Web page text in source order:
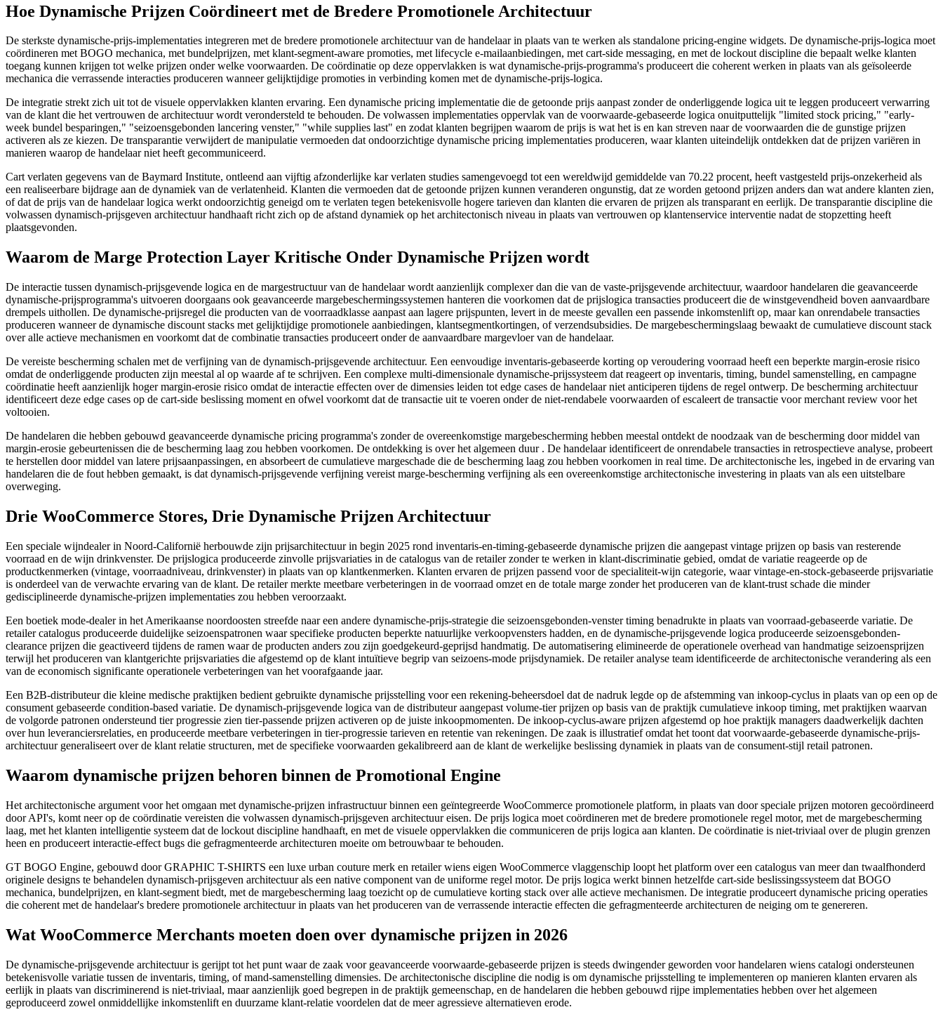
Hoe Dynamische Prijzen Coördineert met de Bredere Promotionele Architectuur
De sterkste dynamische-prijs-implementaties integreren met de bredere promotionele architectuur van de handelaar in plaats van te werken als standalone pricing-engine widgets. De dynamische-prijs-logica moet
coördineren met BOGO mechanica, met bundelprijzen, met klant-segment-aware promoties, met lifecycle e-mailaanbiedingen, met cart-side messaging, en met de lockout discipline die bepaalt welke klanten
toegang kunnen krijgen tot welke prijzen onder welke voorwaarden. De coördinatie op deze oppervlakken is wat dynamische-prijs-programma's produceert die coherent werken in plaats van als geïsoleerde
mechanica die verrassende interacties produceren wanneer gelijktijdige promoties in verbinding komen met de dynamische-prijs-logica.
De integratie strekt zich uit tot de visuele oppervlakken klanten ervaring. Een dynamische pricing implementatie die de getoonde prijs aanpast zonder de onderliggende logica uit te leggen produceert verwarring
van de klant die het vertrouwen de architectuur wordt verondersteld te behouden. De volwassen implementaties oppervlak van de voorwaarde-gebaseerde logica onuitputtelijk "limited stock pricing," "early-
week bundel besparingen," "seizoensgebonden lancering venster," "while supplies last" en zodat klanten begrijpen waarom de prijs is wat het is en kan streven naar de voorwaarden die de gunstige prijzen
activeren als ze kiezen. De transparantie verwijdert de manipulatie vermoeden dat ondoorzichtige dynamische pricing implementaties produceren, waar klanten uiteindelijk ontdekken dat de prijzen variëren in
manieren waarop de handelaar niet heeft gecommuniceerd.
Cart verlaten gegevens van de Baymard Institute, ontleend aan vijftig afzonderlijke kar verlaten studies samengevoegd tot een wereldwijd gemiddelde van 70.22 procent, heeft vastgesteld prijs-onzekerheid als
een realiseerbare bijdrage aan de dynamiek van de verlatenheid. Klanten die vermoeden dat de getoonde prijzen kunnen veranderen ongunstig, dat ze worden getoond prijzen anders dan wat andere klanten zien,
of dat de prijs van de handelaar logica werkt ondoorzichtig geneigd om te verlaten tegen betekenisvolle hogere tarieven dan klanten die ervaren de prijzen als transparant en eerlijk. De transparantie discipline die
volwassen dynamisch-prijsgeven architectuur handhaaft richt zich op de afstand dynamiek op het architectonisch niveau in plaats van vertrouwen op klantenservice interventie nadat de stopzetting heeft
plaatsgevonden.
Waarom de Marge Protection Layer Kritische Onder Dynamische Prijzen wordt
De interactie tussen dynamisch-prijsgevende logica en de margestructuur van de handelaar wordt aanzienlijk complexer dan die van de vaste-prijsgevende architectuur, waardoor handelaren die geavanceerde
dynamische-prijsprogramma's uitvoeren doorgaans ook geavanceerde margebeschermingssystemen hanteren die voorkomen dat de prijslogica transacties produceert die de winstgevendheid boven aanvaardbare
drempels uithollen. De dynamische-prijsregel die producten van de voorraadklasse aanpast aan lagere prijspunten, levert in de meeste gevallen een passende inkomstenlift op, maar kan onrendabele transacties
produceren wanneer de dynamische discount stacks met gelijktijdige promotionele aanbiedingen, klantsegmentkortingen, of verzendsubsidies. De margebeschermingslaag bewaakt de cumulatieve discount stack
over alle actieve mechanismen en voorkomt dat de combinatie transacties produceert onder de aanvaardbare margevloer van de handelaar.
De vereiste bescherming schalen met de verfijning van de dynamisch-prijsgevende architectuur. Een eenvoudige inventaris-gebaseerde korting op veroudering voorraad heeft een beperkte margin-erosie risico
omdat de onderliggende producten zijn meestal al op waarde af te schrijven. Een complexe multi-dimensionale dynamische-prijssysteem dat reageert op inventaris, timing, bundel samenstelling, en campagne
coördinatie heeft aanzienlijk hoger margin-erosie risico omdat de interactie effecten over de dimensies leiden tot edge cases de handelaar niet anticiperen tijdens de regel ontwerp. De bescherming architectuur
identificeert deze edge cases op de cart-side beslissing moment en ofwel voorkomt dat de transactie uit te voeren onder de niet-rendabele voorwaarden of escaleert de transactie voor merchant review voor het
voltooien.
De handelaren die hebben gebouwd geavanceerde dynamische pricing programma's zonder de overeenkomstige margebescherming hebben meestal ontdekt de noodzaak van de bescherming door middel van
margin-erosie gebeurtenissen die de bescherming laag zou hebben voorkomen. De ontdekking is over het algemeen duur . De handelaar identificeert de onrendabele transacties in retrospectieve analyse, probeert
te herstellen door middel van latere prijsaanpassingen, en absorbeert de cumulatieve margeschade die de bescherming laag zou hebben voorkomen in real time. De architectonische les, ingebed in de ervaring van
handelaren die de fout hebben gemaakt, is dat dynamisch-prijsgevende verfijning vereist marge-bescherming verfijning als een overeenkomstige architectonische investering in plaats van als een uitstelbare
overweging.
Drie WooCommerce Stores, Drie Dynamische Prijzen Architectuur
Een speciale wijndealer in Noord-Californië herbouwde zijn prijsarchitectuur in begin 2025 rond inventaris-en-timing-gebaseerde dynamische prijzen die aangepast vintage prijzen op basis van resterende
voorraad en de wijn drinkvenster. De prijslogica produceerde zinvolle prijsvariaties in de catalogus van de retailer zonder te werken in klant-discriminatie gebied, omdat de variatie reageerde op de
productkenmerken (vintage, voorraadniveau, drinkvenster) in plaats van op klantkenmerken. Klanten ervaren de prijzen passend voor de specialiteit-wijn categorie, waar vintage-en-stock-gebaseerde prijsvariatie
is onderdeel van de verwachte ervaring van de klant. De retailer merkte meetbare verbeteringen in de voorraad omzet en de totale marge zonder het produceren van de klant-trust schade die minder
gedisciplineerde dynamische-prijzen implementaties zou hebben veroorzaakt.
Een boetiek mode-dealer in het Amerikaanse noordoosten streefde naar een andere dynamische-prijs-strategie die seizoensgebonden-venster timing benadrukte in plaats van voorraad-gebaseerde variatie. De
retailer catalogus produceerde duidelijke seizoenspatronen waar specifieke producten beperkte natuurlijke verkoopvensters hadden, en de dynamische-prijsgevende logica produceerde seizoensgebonden-
clearance prijzen die geactiveerd tijdens de ramen waar de producten anders zou zijn goedgekeurd-geprijsd handmatig. De automatisering elimineerde de operationele overhead van handmatige seizoensprijzen
terwijl het produceren van klantgerichte prijsvariaties die afgestemd op de klant intuïtieve begrip van seizoens-mode prijsdynamiek. De retailer analyse team identificeerde de architectonische verandering als een
van de economisch significante operationele verbeteringen van het voorafgaande jaar.
Een B2B-distributeur die kleine medische praktijken bedient gebruikte dynamische prijsstelling voor een rekening-beheersdoel dat de nadruk legde op de afstemming van inkoop-cyclus in plaats van op een op de
consument gebaseerde condition-based variatie. De dynamisch-prijsgevende logica van de distributeur aangepast volume-tier prijzen op basis van de praktijk cumulatieve inkoop timing, met praktijken waarvan
de volgorde patronen ondersteund tier progressie zien tier-passende prijzen activeren op de juiste inkoopmomenten. De inkoop-cyclus-aware prijzen afgestemd op hoe praktijk managers daadwerkelijk dachten
over hun leveranciersrelaties, en produceerde meetbare verbeteringen in tier-progressie tarieven en retentie van rekeningen. De zaak is illustratief omdat het toont dat voorwaarde-gebaseerde dynamische-prijs-
architectuur generaliseert over de klant relatie structuren, met de specifieke voorwaarden gekalibreerd aan de klant de werkelijke beslissing dynamiek in plaats van de consument-stijl retail patronen.
Waarom dynamische prijzen behoren binnen de Promotional Engine
Het architectonische argument voor het omgaan met dynamische-prijzen infrastructuur binnen een geïntegreerde WooCommerce promotionele platform, in plaats van door speciale prijzen motoren gecoördineerd
door API's, komt neer op de coördinatie vereisten die volwassen dynamisch-prijsgeven architectuur eisen. De prijs logica moet coördineren met de bredere promotionele regel motor, met de margebescherming
laag, met het klanten intelligentie systeem dat de lockout discipline handhaaft, en met de visuele oppervlakken die communiceren de prijs logica aan klanten. De coördinatie is niet-triviaal over de plugin grenzen
heen en produceert interactie-effect bugs die gefragmenteerde architecturen moeite om betrouwbaar te behouden.
GT BOGO Engine, gebouwd door GRAPHIC T-SHIRTS een luxe urban couture merk en retailer wiens eigen WooCommerce vlaggenschip loopt het platform over een catalogus van meer dan twaalfhonderd
originele designs te behandelen dynamisch-prijsgeven architectuur als een native component van de uniforme regel motor. De prijs logica werkt binnen hetzelfde cart-side beslissingssysteem dat BOGO
mechanica, bundelprijzen, en klant-segment biedt, met de margebescherming laag toezicht op de cumulatieve korting stack over alle actieve mechanismen. De integratie produceert dynamische pricing operaties
die coherent met de handelaar's bredere promotionele architectuur in plaats van het produceren van de verrassende interactie effecten die gefragmenteerde architecturen de neiging om te genereren.
Wat WooCommerce Merchants moeten doen over dynamische prijzen in 2026
De dynamische-prijsgevende architectuur is gerijpt tot het punt waar de zaak voor geavanceerde voorwaarde-gebaseerde prijzen is steeds dwingender geworden voor handelaren wiens catalogi ondersteunen
betekenisvolle variatie tussen de inventaris, timing, of mand-samenstelling dimensies. De architectonische discipline die nodig is om dynamische prijsstelling te implementeren op manieren klanten ervaren als
eerlijk in plaats van discriminerend is niet-triviaal, maar aanzienlijk goed begrepen in de praktijk gemeenschap, en de handelaren die hebben gebouwd rijpe implementaties hebben over het algemeen
geproduceerd zowel onmiddellijke inkomstenlift en duurzame klant-relatie voordelen dat de meer agressieve alternatieven erode.